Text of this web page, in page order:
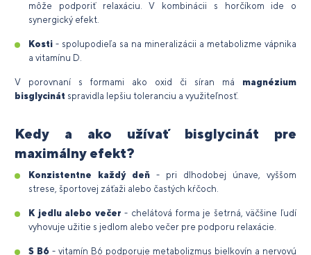
môže podporiť relaxáciu. V kombinácii s horčíkom ide o
synergický efekt.
Kosti - spolupodieľa sa na mineralizácii a metabolizme vápnika
a vitamínu D.
V porovnaní s formami ako oxid či síran má magnézium
bisglycinát spravidla lepšiu toleranciu a využiteľnosť.
Kedy a ako užívať bisglycinát pre
maximálny efekt?
Konzistentne každý deň - pri dlhodobej únave, vyššom
strese, športovej záťaži alebo častých kŕčoch.
K jedlu alebo večer - chelátová forma je šetrná, väčšine ľudí
vyhovuje užitie s jedlom alebo večer pre podporu relaxácie.
S B6 - vitamín B6 podporuje metabolizmus bielkovín a nervovú